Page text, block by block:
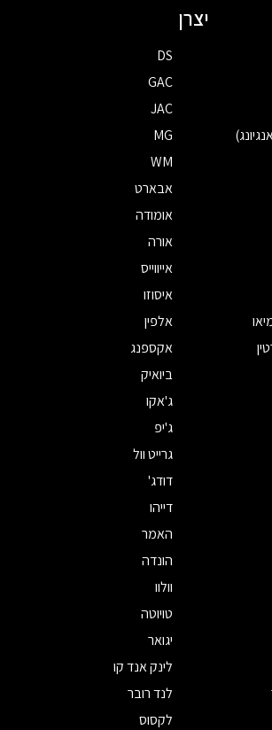
יצרן
DS
GAC
JAC
MG
WM
אבארט
אומודה
אורה
אייווייס
איסוזו
אלפין
אקספנג
ביואיק
ג'אקו
ג'יפ
גרייט וול
דודג'
דייהו
האמר
הונדה
וולוו
טויוטה
יגואר
לינק אנד קו
לנד רובר
לקסוס